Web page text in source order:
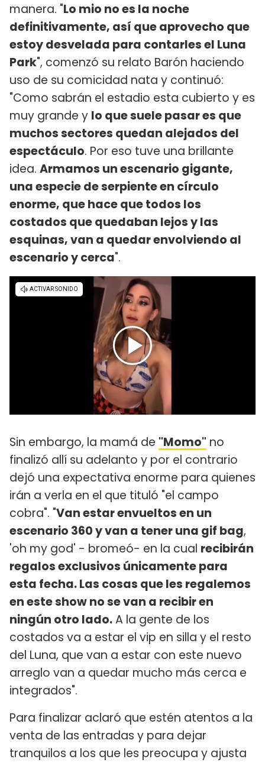
manera. "Lo mio no es la noche
definitivamente, así que aprovecho que
estoy desvelada para contarles el Luna
Park", comenzó su relato Barón haciendo
uso de su comicidad nata y continuó:
"Como sabrán el estadio esta cubierto y es
muy grande y lo que suele pasar es que
muchos sectores quedan alejados del
espectáculo. Por eso tuve una brillante
idea. Armamos un escenario gigante,
una especie de serpiente en círculo
enorme, que hace que todos los
costados que quedaban lejos y las
esquinas, van a quedar envolviendo al
escenario y cerca".
Sin embargo, la mamá de "Momo" no
finalizó allí su adelanto y por el contrario
dejó una expectativa enorme para quienes
irán a verla en el que tituló "el campo
cobra". "Van estar envueltos en un
escenario 360 y van a tener una gif bag,
'oh my god' - bromeó- en la cual recibirán
regalos exclusivos únicamente para
esta fecha. Las cosas que les regalemos
en este show no se van a recibir en
ningún otro lado.A la gente de los
costados va a estar el vip en silla y el resto
del Luna, que van a estar con este nuevo
arreglo van a quedar mucho más cerca e
integrados".
Para finalizar aclaró que estén atentos a la
venta de las entradas y para dejar
tranquilos a los que les preocupa y ajusta